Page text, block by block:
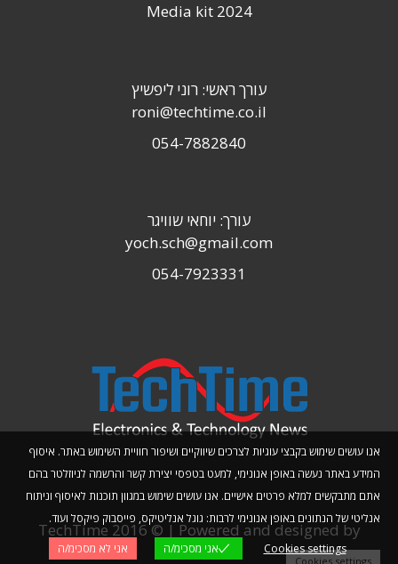
אנו עושים שימוש בקבצי עוגיות לצרכים שיווקיים ושיפור חוויית השימוש באתר. איסוף
המידע באתר נעשה באופן אנונימי, למעט בטפסי יצירת קשר והרשמה לניוזלטר בהם
אתם מתבקשים למלא פרטים אישיים. אנו עושים שימוש במגוון תוכנות לאיסוף וניתוח
אנליטי של הנתונים באופן אנונימי לרבות: גוגל אנליטיקס, פייסבוק פיקסל ועוד.
Cookies settings
אני מסכימ/ה אני לא מסכימ/ה
Cookies settings
Media kit 2024
עורך ראשי: רוני ליפשיץ
roni@techtime.co.il
054-7882840
עורך: יוחאי שוויגר
yoch.sch@gmail.com
054-7923331
TechTime 2016 © | Powered and designed by
Planwize